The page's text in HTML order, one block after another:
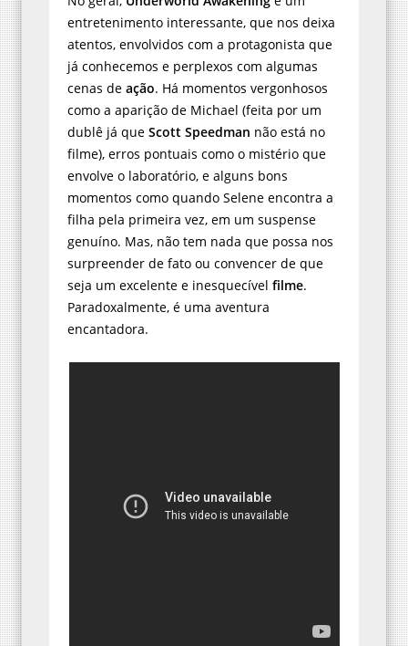
entretenimento interessante, que nos deixa
atentos, envolvidos com a protagonista que
já conhecemos e perplexos com algumas
cenas de ação. Há momentos vergonhosos
como a aparição de Michael (feita por um
dublê já que Scott Speedman não está no
filme), erros pontuais como o mistério que
envolve o laboratório, e alguns bons
momentos como quando Selene encontra a
filha pela primeira vez, em um suspense
genuíno. Mas, não tem nada que possa nos
surpreender de fato ou convencer de que
seja um excelente e inesquecível filme.
Paradoxalmente, é uma aventura
encantadora.